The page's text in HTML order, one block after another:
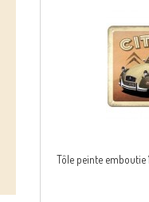
Tôle peinte emboutie